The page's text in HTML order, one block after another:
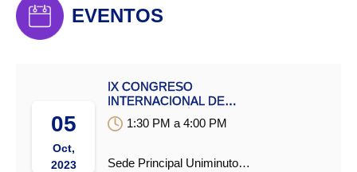
EVENTOS
05
Oct,
2023
IX CONGRESO
INTERNACIONAL DE
INVESTIGACIÓN,
CREACIÓN E INNOVACIÓN
1:30 PM a 4:00 PM
Sede Principal Uniminuto